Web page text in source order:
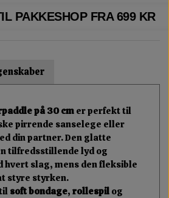
PAKKESHOP FRA 699 KR
på 30 cmer perfekt til
pirrende sanselege eller
din partner. Den glatte
tilfredsstillende lyd og
hvert slag, mens den fleksible
styre styrken.
soft bondage, rollespil og